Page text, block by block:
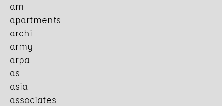
am
apartments
archi
army
arpa
as
asia
associates